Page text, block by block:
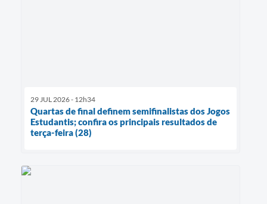
29 JUL 2026 - 12h34
Quartas de final definem semifinalistas dos Jogos
Estudantis; confira os principais resultados de
terça-feira (28)